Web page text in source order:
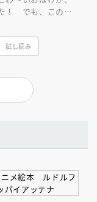
！ でも、このお
かん」シリーズ。
試し読み